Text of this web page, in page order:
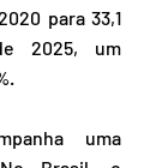
para 33,1
2025, um
uma